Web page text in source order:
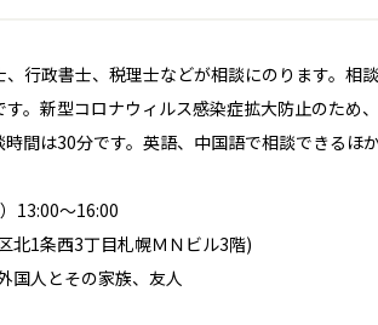
行政書士、税理士などが相談にのります。相
。新型コロナウィルス感染症拡大防止のため
間は30分です。英語、中国語で相談できるほ
13:00～16:00
北1条西3丁目札幌ＭＮビル3階)
国人とその家族、友人